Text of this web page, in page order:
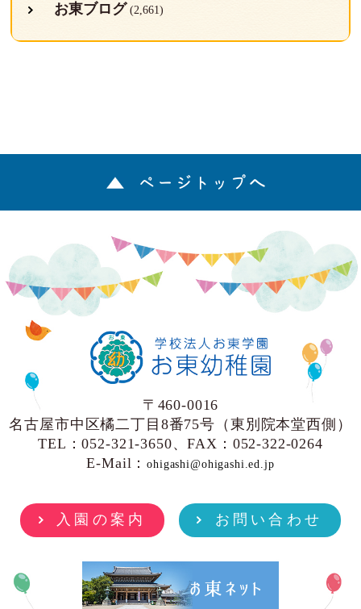
お東ブログ (2,661)
ページトップへ
〒460-0016
名古屋市中区橘二丁目8番75号（東別院本堂西側）
TEL：052-321-3650、FAX：052-322-0264
E-Mail：ohigashi@ohigashi.ed.jp
入園の案内 お問い合わせ